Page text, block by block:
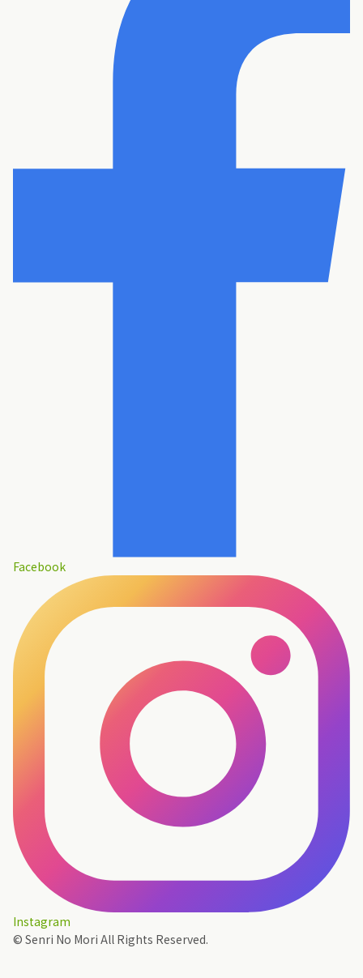
Facebook
Instagram
© Senri No Mori All Rights Reserved.